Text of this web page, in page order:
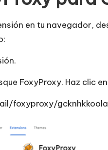
en tu navegador,
FoxyProxy. Haz clic
foxyproxy/